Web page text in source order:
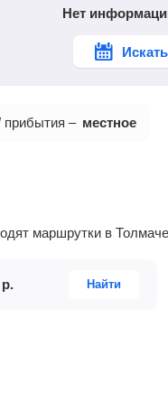
Нет
прибытия – местное
маршрутки в
р. Найти